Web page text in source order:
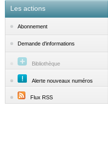
Les actions
Abonnement
Demande d'informations
Bibliothèque
Alerte nouveaux numéros
Flux RSS